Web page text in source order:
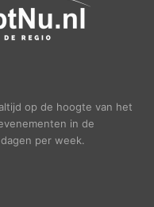
op de hoogte van het
in de
per week.